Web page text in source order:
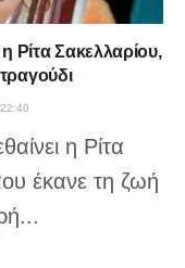
Ρίτα Σακελλαρίου,
η Ρίτα
έκανε τη ζωή